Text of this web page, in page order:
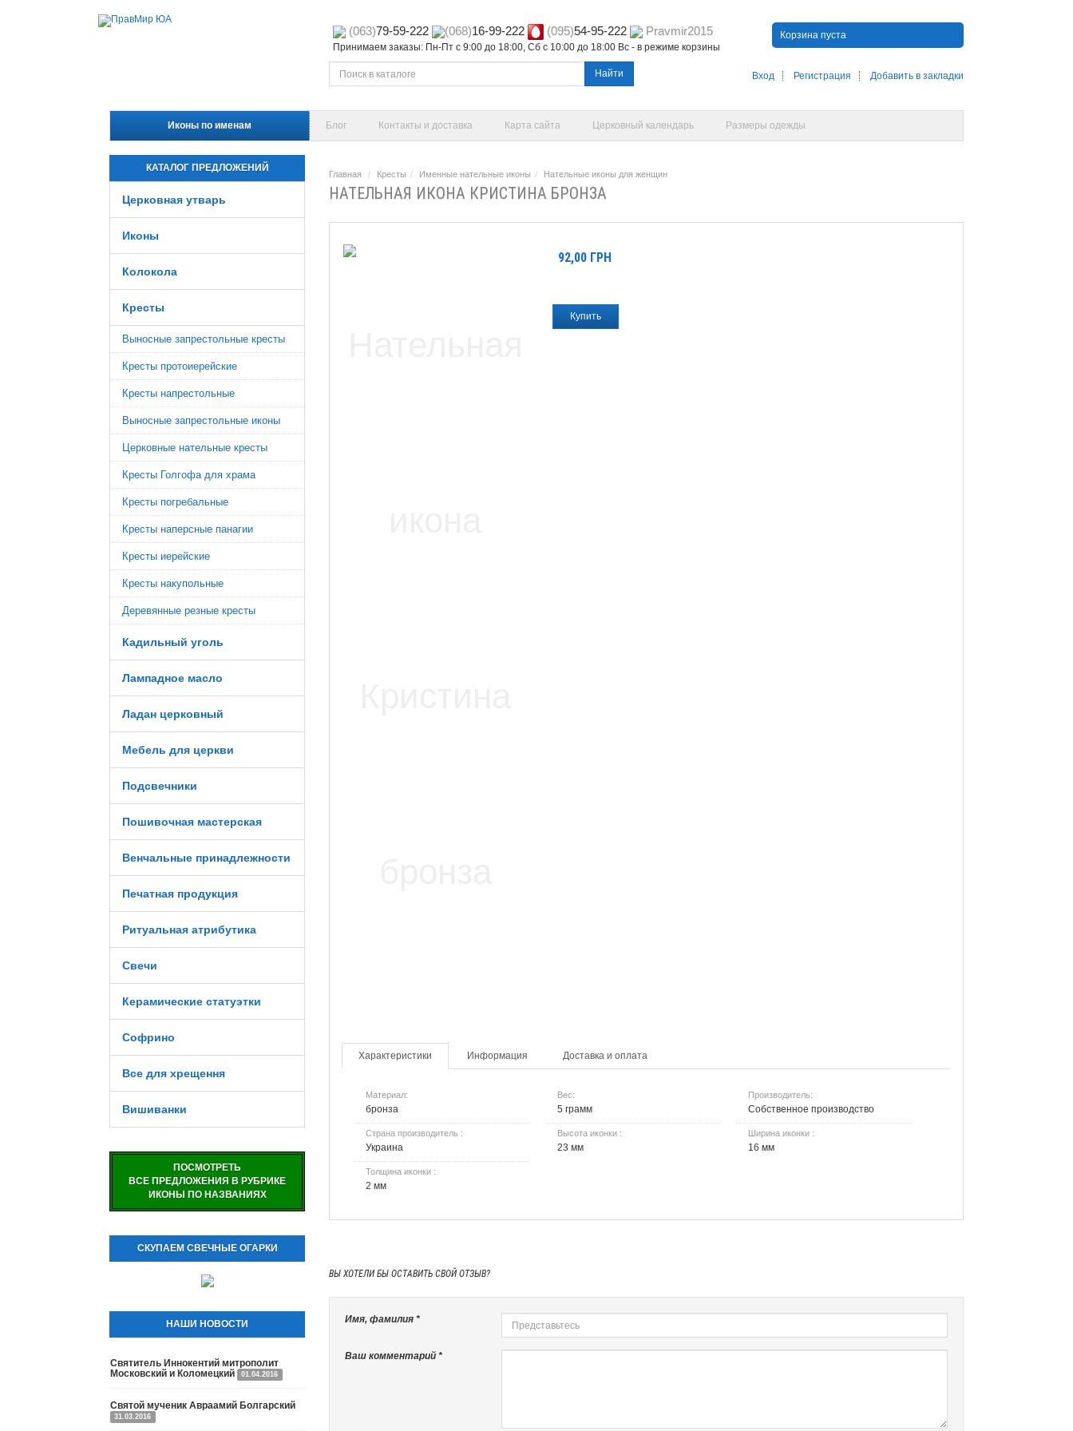
(063)79-59-222 (068)16-99-222 (095)54-95-222 Pravmir2015
Принимаем заказы: Пн-Пт с 9:00 до 18:00, Сб с 10:00 до 18:00 Вс - в режиме корзины
Корзина пуста
Найти Вход Регистрация Добавить в закладки
Иконы по именам Блог Контакты и доставка Карта сайта Церковный календарь Размеры одежды
КАТАЛОГ ПРЕДЛОЖЕНИЙ
Церковная утварь
Иконы
Колокола
Кресты
Выносные запрестольные кресты
Кресты протоиерейские
Кресты напрестольные
Выносные запрестольные иконы
Церковные нательные кресты
Кресты Голгофа для храма
Кресты погребальные
Кресты наперсные панагии
Кресты иерейские
Кресты накупольные
Деревянные резные кресты
Кадильный уголь
Лампадное масло
Ладан церковный
Мебель для церкви
Подсвечники
Пошивочная мастерская
Венчальные принадлежности
Печатная продукция
Ритуальная атрибутика
Свечи
Керамические статуэтки
Софрино
Все для хрещення
Вишиванки
ПОСМОТРЕТЬ
ВСЕ ПРЕДЛОЖЕНИЯ В РУБРИКЕ
ИКОНЫ ПО НАЗВАНИЯХ
СКУПАЕМ СВЕЧНЫЕ ОГАРКИ
НАШИ НОВОСТИ
Святитель Иннокентий митрополит
Московский и Коломецкий
01.04.2016
Святой мученик Авраамий Болгарский
31.03.2016
Главная Кресты Именные нательные иконы Нательные иконы для женщин
НАТЕЛЬНАЯ ИКОНА КРИСТИНА БРОНЗА
92,00 ГРН
Характеристики Информация Доставка и оплата
Материал:
бронза
Вес:
5 грамм
Производитель:
Собственное производство
Страна производитель :
Украина
Высота иконки :
23 мм
Ширина иконки :
16 мм
Толщина иконки :
2 мм
ВЫ ХОТЕЛИ БЫ ОСТАВИТЬ СВОЙ ОТЗЫВ?
Имя, фамилия *
Ваш комментарий *